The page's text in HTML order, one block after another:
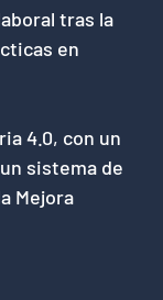
tras la
en
4.0, con un
sistema de
Mejora